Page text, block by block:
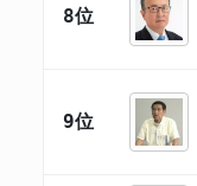
8位
9位